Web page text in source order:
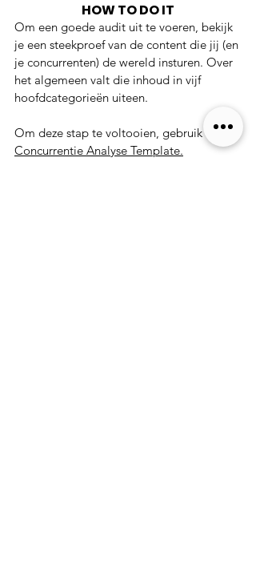
HOW TO DO IT
Om een goede audit uit te voeren, bekijk
je een steekproef van de content die jij (en
je concurrenten) de wereld insturen. Over
het algemeen valt die inhoud in vijf
hoofdcategorieën uiteen.
Om deze stap te voltooien, gebruik de
Concurrentie Analyse Template.